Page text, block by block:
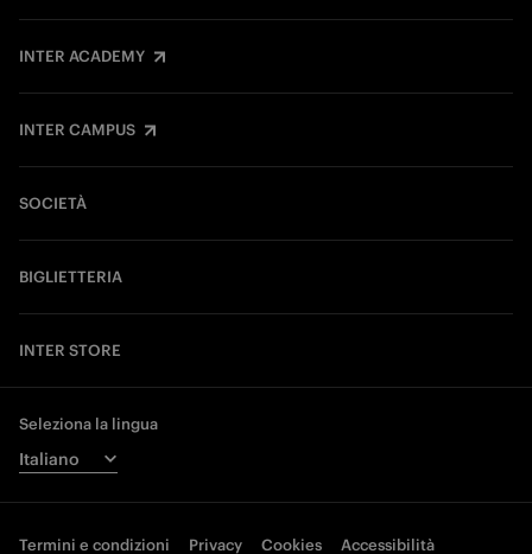
INTER ACADEMY
INTER CAMPUS
SOCIETÀ
BIGLIETTERIA
INTER STORE
Seleziona la lingua
Termini e condizioni Privacy Cookies Accessibilità